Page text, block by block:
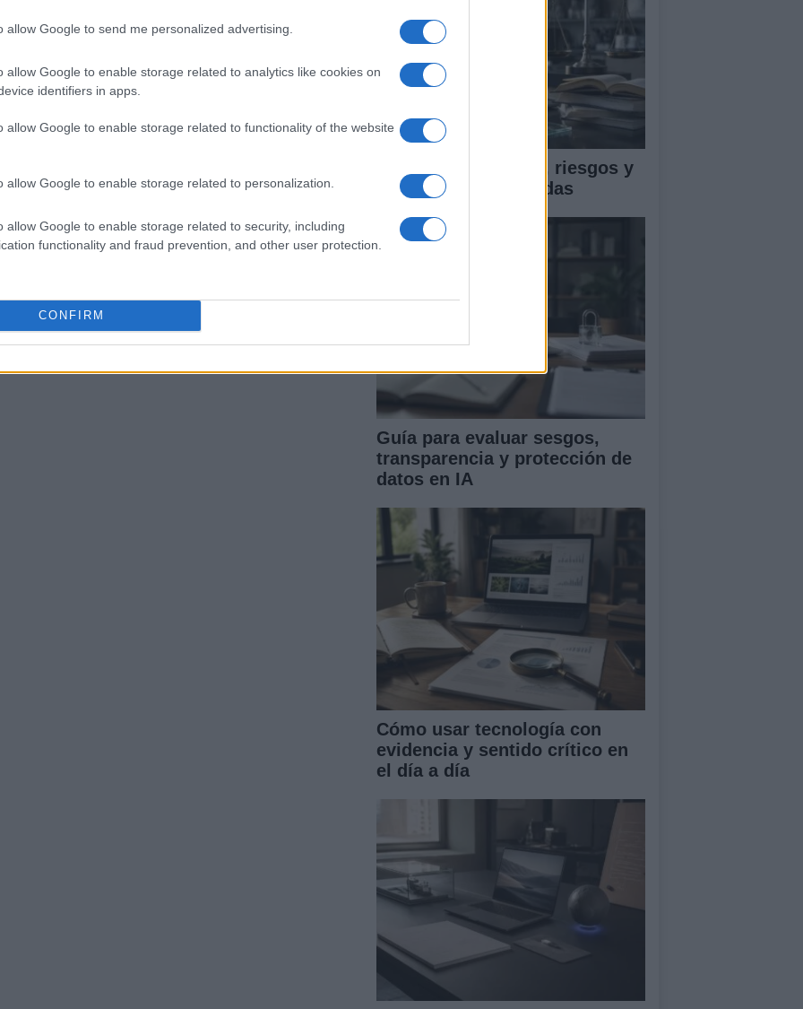
allow Google to send me personalized advertising.
allow Google to enable storage related to analytics like cookies on
identifiers in apps.
allow Google to enable storage related to functionality of the website
allow Google to enable storage related to personalization.
allow Google to enable storage related to security, including
functionality and fraud prevention, and other user protection.
CONFIRM
Ética en IA: marcos, riesgos y
mitigaciones aplicadas
Guía para evaluar sesgos,
transparencia y protección de
datos en IA
Cómo usar tecnología con
evidencia y sentido crítico en
el día a día